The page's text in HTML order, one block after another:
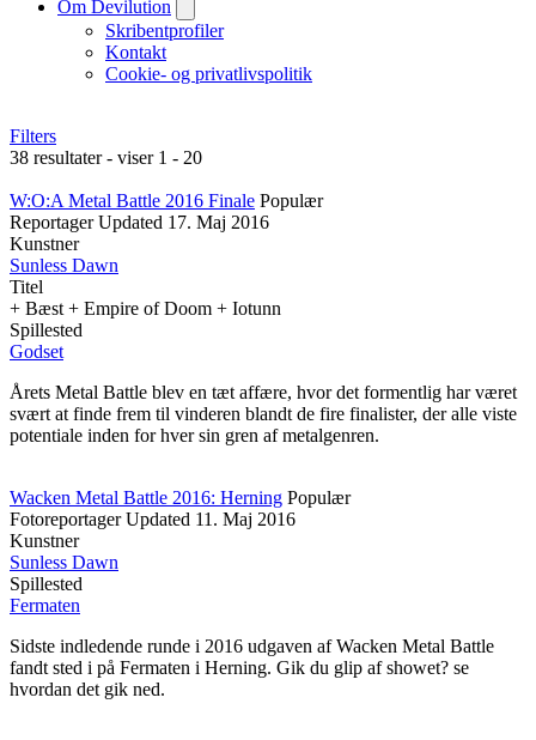
Om Devilution
Skribentprofiler
Kontakt
Cookie- og privatlivspolitik
Filters
38 resultater - viser 1 - 20
W:O:A Metal Battle 2016 Finale Populær
Reportager Updated 17. Maj 2016
Kunstner
Sunless Dawn
Titel
+ Bæst + Empire of Doom + Iotunn
Spillested
Godset
Årets Metal Battle blev en tæt affære, hvor det formentlig har været
svært at finde frem til vinderen blandt de fire finalister, der alle viste
potentiale inden for hver sin gren af metalgenren.
Wacken Metal Battle 2016: Herning Populær
Fotoreportager Updated 11. Maj 2016
Kunstner
Sunless Dawn
Spillested
Fermaten
Sidste indledende runde i 2016 udgaven af Wacken Metal Battle
fandt sted i på Fermaten i Herning. Gik du glip af showet? se
hvordan det gik ned.